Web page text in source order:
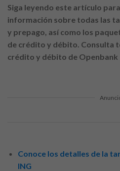
Siga leyendo este artículo
información sobre todas las
y prepago, así como los
de crédito y débito. Consulta
crédito y débito de Openbank
Conoce los detalles de la
ING